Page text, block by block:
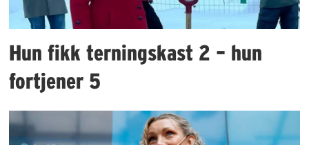
Hun fikk terningskast 2 – hun
fortjener 5